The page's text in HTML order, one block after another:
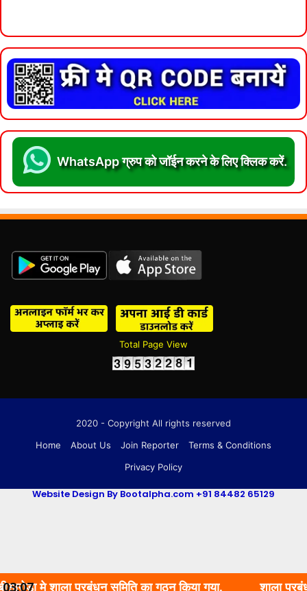
WhatsApp ग्रुप को जॉईन करने के लिए क्लिक करें.
Total Page View
2020 - Copyright All rights reserved
Home
About Us Join Reporter
Terms & Conditions
Privacy Policy
Website Design By Bootalpha.com +91 84482 65129
मे शाला प्रबंधन समिति का गठन किया गया. शाला प्रबंधन
03:07